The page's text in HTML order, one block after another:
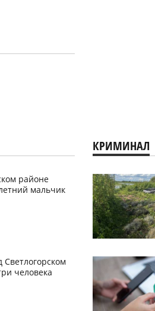
районе
мальчик
человека
КРИМИНАЛ